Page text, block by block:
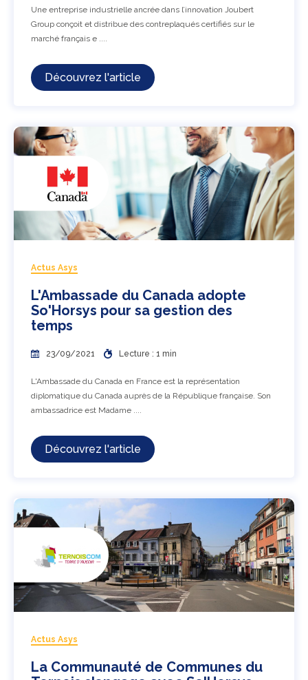
Une entreprise industrielle ancrée dans l’innovation Joubert
Group conçoit et distribue des contreplaqués certifiés sur le
marché français e ....
Découvrez l'article
Actus Asys
L'Ambassade du Canada adopte
So'Horsys pour sa gestion des
temps
23/09/2021 Lecture : 1 min
L'Ambassade du Canada en France est la représentation
diplomatique du Canada auprès de la République française. Son
ambassadrice est Madame ....
Découvrez l'article
Actus Asys
La Communauté de Communes du